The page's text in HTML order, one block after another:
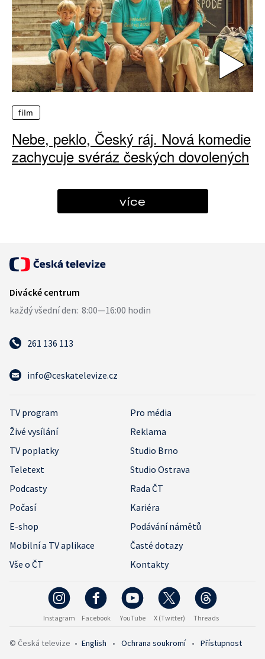
film
Nebe, peklo, Český ráj. Nová komedie
zachycuje svéráz českých dovolených
více
261 136 113
info@ceskatelevize.cz
TV program
Pro média
Živé vysílání
Reklama
TV poplatky
Studio Brno
Teletext
Studio Ostrava
Podcasty
Rada ČT
Počasí
Kariéra
E-shop
Podávání námětů
Mobilní a TV aplikace
Časté dotazy
Vše o ČT
Kontakty
Instagram Facebook YouTube X (Twitter) Threads
© Česká televize • English • Ochrana soukromí • Přístupnost